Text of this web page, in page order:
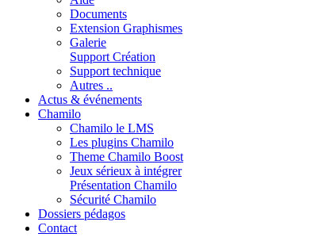
Documents
Extension Graphismes
Galerie
Support Création
Support technique
Autres ..
Actus & événements
Chamilo
Chamilo le LMS
Les plugins Chamilo
Theme Chamilo Boost
Jeux sérieux à intégrer
Présentation Chamilo
Sécurité Chamilo
Dossiers pédagos
Contact